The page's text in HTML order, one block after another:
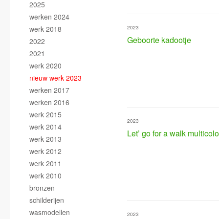
Geboorte kadootje
2023
Let’ go for a walk
2023
2023
2025
werken 2024
werk 2018
2022
2021
werk 2020
nieuw werk 2023
werken 2017
werken 2016
werk 2015
werk 2014
werk 2013
werk 2012
werk 2011
werk 2010
bronzen
schilderijen
wasmodellen